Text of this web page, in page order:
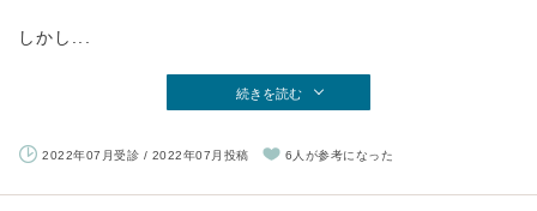
しかし...
続きを読む
2022年07月受診 / 2022年07月投稿 6人が参考になった